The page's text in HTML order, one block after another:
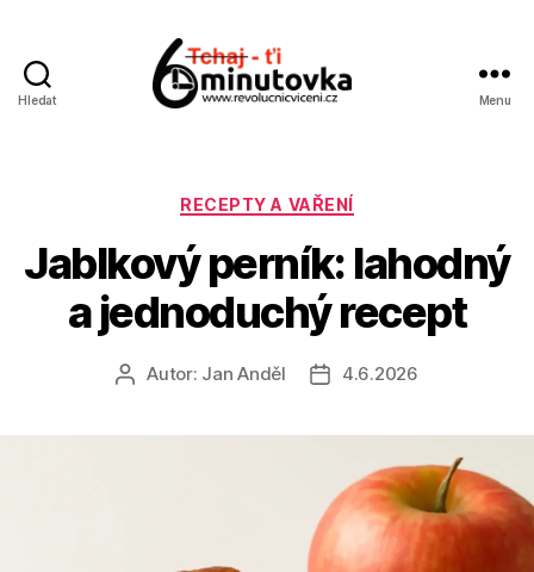
Hledat Menu
Rubriky
RECEPTY A VAŘENÍ
Jablkový perník: lahodný
a jednoduchý recept
AutorAutor: Jan Anděl
Datum
4.6.2026